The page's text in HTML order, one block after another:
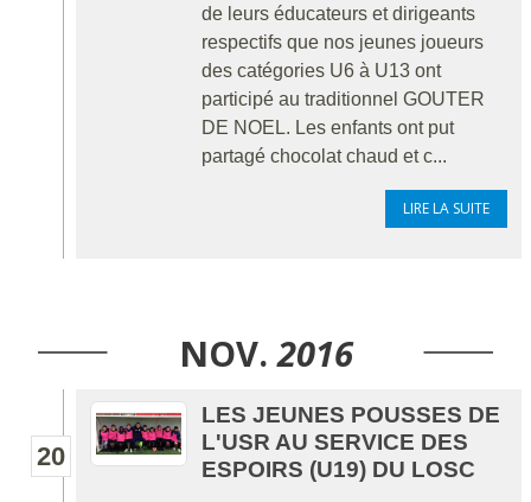
de leurs éducateurs et dirigeants
respectifs que nos jeunes joueurs
des catégories U6 à U13 ont
participé au traditionnel GOUTER
DE NOEL. Les enfants ont put
partagé chocolat chaud et c...
LIRE LA SUITE
NOV. 2016
20
LES JEUNES POUSSES DE
L'USR AU SERVICE DES
ESPOIRS (U19) DU LOSC